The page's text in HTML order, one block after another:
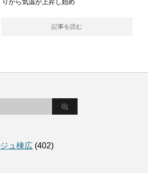
りから気温が上昇し始め
記事を読む
ュ棟広 (402)